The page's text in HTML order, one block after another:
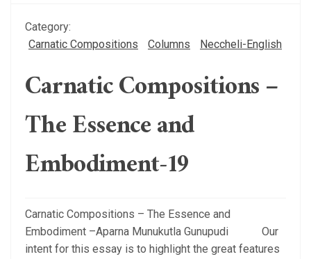
Category:
Carnatic Compositions
Columns Neccheli-English
Carnatic Compositions –
The Essence and
Embodiment-19
Carnatic Compositions – The Essence and
Embodiment –Aparna Munukutla Gunupudi Our
intent for this essay is to highlight the great features